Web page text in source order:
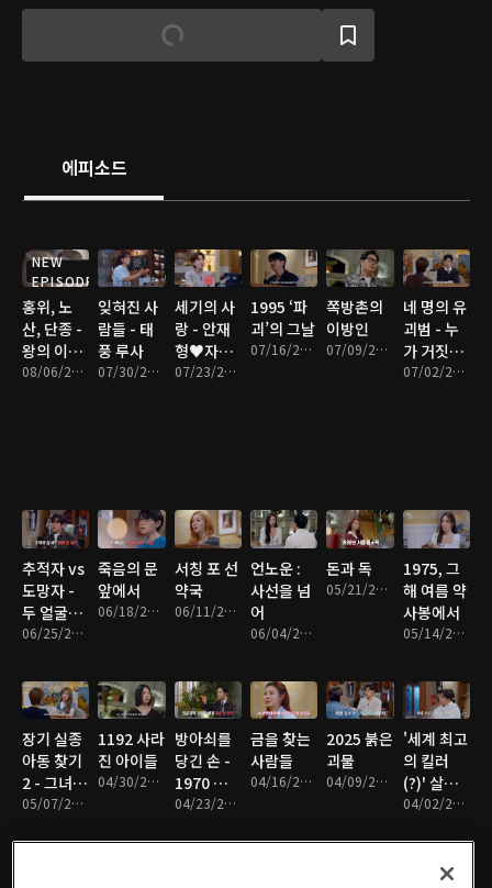
그날로 초대한다.
에피소드
NEW
EPISODE
홍위, 노
산, 단종 -
왕의 이름
을 찾아서
08/06/2026 • 1시간 24분
잊혀진 사
람들 - 태
풍 루사
07/30/2026 • 1시간 14분
세기의 사
랑 - 안재
형♥자오
즈민
07/23/2026 • 1시간 25분
1995 ‘파
괴’의 그날
07/16/2026 • 1시간 14분
쪽방촌의
이방인
07/09/2026 • 1시간 22분
네 명의 유
괴범 - 누
가 거짓을
말하는가07/02/2026 • 1시간 18분
추적자 vs
도망자 -
두 얼굴의
남자
06/25/2026 • 1시간 18분
죽음의 문
앞에서
06/18/2026 • 1시간 24분
서칭 포 선
약국
06/11/2026 • 1시간 26분
언노운 :
사선을 넘
어
06/04/2026 • 1시간 18분
돈과 독
05/21/2026 • 1시간 8분
1975, 그
해 여름 약
사봉에서
05/14/2026 • 1시간 16분
장기 실종
아동 찾기
2 - 그녀를
찾습니다05/07/2026 • 1시간 18분
1192 사라
진 아이들
04/30/2026 • 1시간 24분
방아쇠를
당긴 손 -
1970 강변
3로 피살04/23/2026 • 1시간 14분
금을 찾는
사람들
04/16/2026 • 1시간 11분
2025 붉은
괴물
04/09/2026 • 1시간 20분
'세계 최고
의 킬러
(?)' 살인
자와 조종
04/02/2026 • 1시간 18분